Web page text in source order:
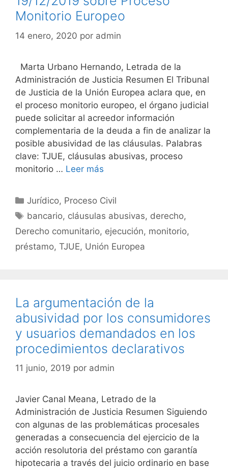
Monitorio Europeo
14 enero, 2020 por admin
Marta Urbano Hernando, Letrada de la
Administración de Justicia Resumen El Tribunal
de Justicia de la Unión Europea aclara que, en
el proceso monitorio europeo, el órgano judicial
puede solicitar al acreedor información
complementaria de la deuda a fin de analizar la
posible abusividad de las cláusulas. Palabras
clave: TJUE, cláusulas abusivas, proceso
monitorio … Leer más
Categorías
Jurídico, Proceso Civil
Etiquetas
bancario, cláusulas abusivas, derecho,
Derecho comunitario, ejecución, monitorio,
préstamo, TJUE, Unión Europea
La argumentación de la
abusividad por los consumidores
y usuarios demandados en los
procedimientos declarativos
11 junio, 2019 por admin
Javier Canal Meana, Letrado de la
Administración de Justicia Resumen Siguiendo
con algunas de las problemáticas procesales
generadas a consecuencia del ejercicio de la
acción resolutoria del préstamo con garantía
hipotecaria a través del juicio ordinario en base